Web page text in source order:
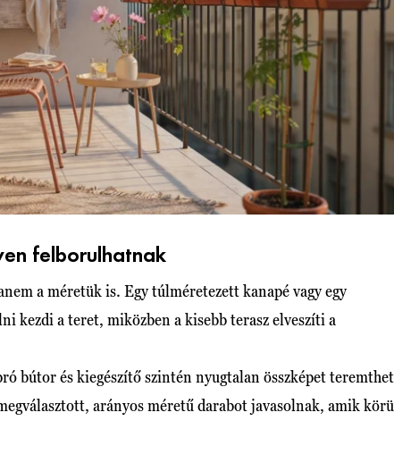
felborulhatnak
a méretük is. Egy túlméretezett kanapé vagy egy
kezdi a teret, miközben a kisebb terasz elveszíti a
bútor és kiegészítő szintén nyugtalan összképet
arányos méretű darabot javasolnak, amik